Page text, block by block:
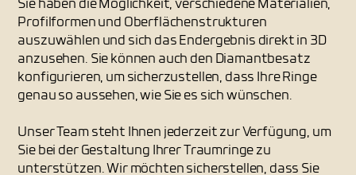
Sie haben die Möglichkeit, verschiedene Materialien,
Profilformen und Oberflächenstrukturen
auszuwählen und sich das Endergebnis direkt in 3D
anzusehen. Sie können auch den Diamantbesatz
konfigurieren, um sicherzustellen, dass Ihre Ringe
genau so aussehen, wie Sie es sich wünschen.
Unser Team steht Ihnen jederzeit zur Verfügung, um
Sie bei der Gestaltung Ihrer Traumringe zu
unterstützen. Wir möchten sicherstellen, dass Sie